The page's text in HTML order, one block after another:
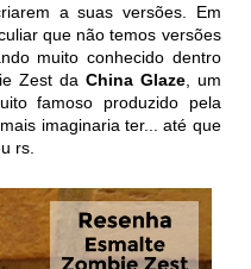
a suas versões. Em
que não temos versões
muito conhecido dentro
Zest da China Glaze, um
famoso produzido pela
imaginaria ter... até que
rs.